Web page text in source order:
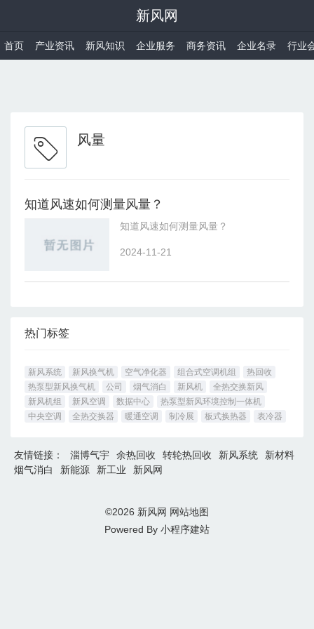
新风网
首页 产业资讯 新风知识 企业服务 商务资讯 企业名录 行业
风量
知道风速如何测量风量？
知道风速如何测量风量？
2024-11-21
热门标签
新风系统 新风换气机 空气净化器 组合式空调机组
热回收
热泵型新风换气机
公司 烟气消白 新风机
全热交换新风
新风机组
新风空调 数据中心
热泵型新风环境控制一体机
中央空调
全热交换器 暖通空调 制冷展 板式换热器 表冷器
友情链接： 淄博气宇 余热回收 转轮热回收 新风系统
新材料
烟气消白
新能源 新工业 新风网
©2026 新风网 网站地图
Powered By 小程序建站